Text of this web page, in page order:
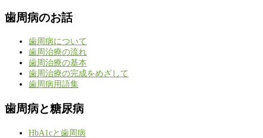
歯周病のお話
歯周病について
歯周治療の流れ
歯周治療の基本
歯周治療の完成をめざして
歯周病用語集
歯周病と糖尿病
HbA1cと歯周病